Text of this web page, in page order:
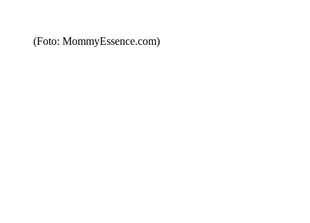
(Foto: MommyEssence.com)